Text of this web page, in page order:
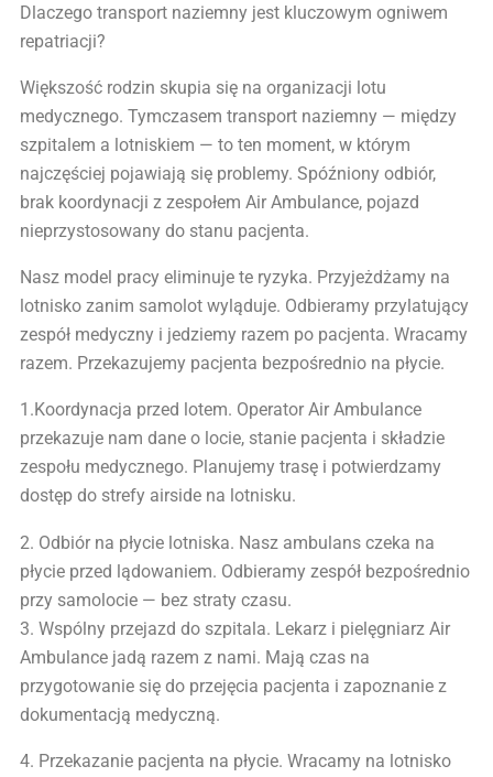
Dlaczego transport naziemny jest kluczowym ogniwem
repatriacji?
Większość rodzin skupia się na organizacji lotu
medycznego. Tymczasem transport naziemny — między
szpitalem a lotniskiem — to ten moment, w którym
najczęściej pojawiają się problemy. Spóźniony odbiór,
brak koordynacji z zespołem Air Ambulance, pojazd
nieprzystosowany do stanu pacjenta.
Nasz model pracy eliminuje te ryzyka. Przyjeżdżamy na
lotnisko zanim samolot wyląduje. Odbieramy przylatujący
zespół medyczny i jedziemy razem po pacjenta. Wracamy
razem. Przekazujemy pacjenta bezpośrednio na płycie.
1.Koordynacja przed lotem. Operator Air Ambulance
przekazuje nam dane o locie, stanie pacjenta i składzie
zespołu medycznego. Planujemy trasę i potwierdzamy
dostęp do strefy airside na lotnisku.
2. Odbiór na płycie lotniska. Nasz ambulans czeka na
płycie przed lądowaniem. Odbieramy zespół bezpośrednio
przy samolocie — bez straty czasu.
3. Wspólny przejazd do szpitala. Lekarz i pielęgniarz Air
Ambulance jadą razem z nami. Mają czas na
przygotowanie się do przejęcia pacjenta i zapoznanie z
dokumentacją medyczną.
4. Przekazanie pacjenta na płycie. Wracamy na lotnisko